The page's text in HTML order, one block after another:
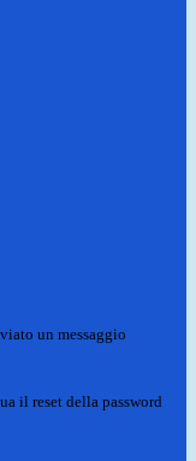
un messaggio
il reset della password